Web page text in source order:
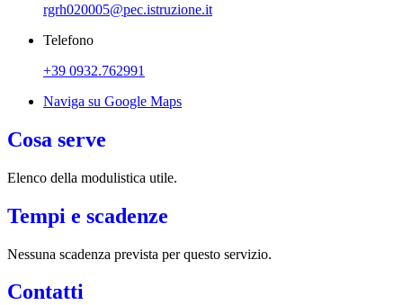
rgrh020005@pec.istruzione.it
Telefono
+39 0932.762991
Naviga su Google Maps
Cosa serve
Elenco della modulistica utile.
Tempi e scadenze
Nessuna scadenza prevista per questo servizio.
Contatti